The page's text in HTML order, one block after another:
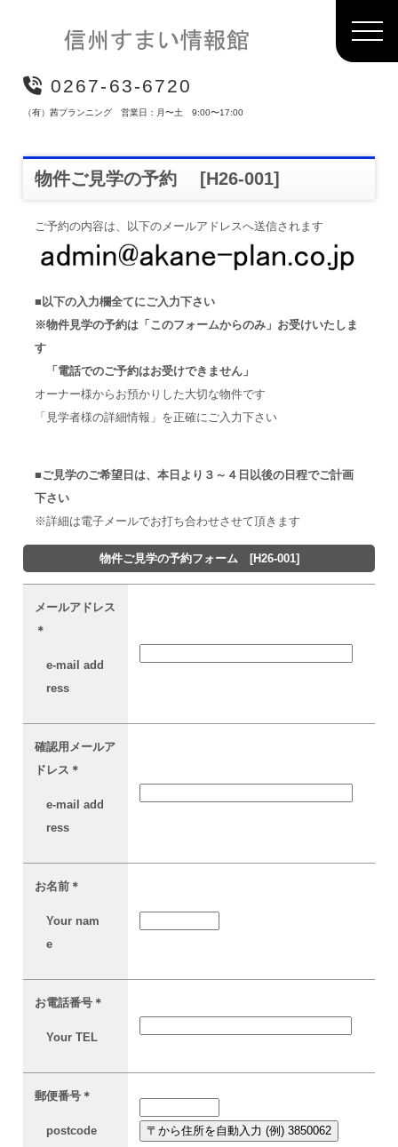
0267-63-6720
（有）茜プランニング 営業日：月〜土 9:00〜17:00
物件ご見学の予約 [H26-001]
ご予約の内容は、以下のメールアドレスへ送信されます
■以下の入力欄全てにご入力下さい
※物件見学の予約は「このフォームからのみ」お受けいたしま
す
「電話でのご予約はお受けできません」
オーナー様からお預かりした大切な物件です
「見学者様の詳細情報」を正確にご入力下さい
■ご見学のご希望日は、本日より３～４日以後の日程でご計画
下さい
※詳細は電子メールでお打ち合わせさせて頂きます
物件ご見学の予約フォーム [H26-001]
メールアドレス
＊
e-mail add
ress
確認用メールア
ドレス ＊
e-mail add
ress
お名前 ＊
Your nam
e
お電話番号 ＊
Your TEL
郵便番号 ＊
postcode